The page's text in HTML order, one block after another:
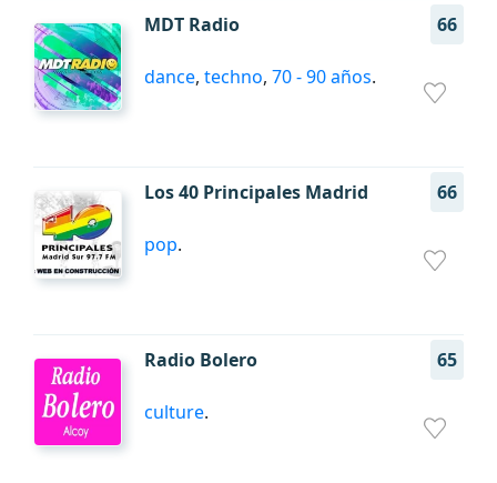
MDT Radio 66
dance, techno, 70 - 90 años.
Los 40 Principales Madrid 66
pop.
Radio Bolero 65
culture.